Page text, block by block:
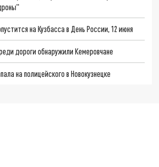
на Кузбасса в День России, 12 июня
дороги обнаружили Кемеровчане
на полицейского в Новокузнецке